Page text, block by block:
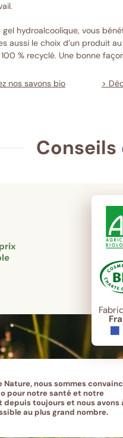
hydroalcoolique, vous
aussi le choix d’un produit
% recyclé. Une bonne
nos savons bio >
Conseils
Nature, nous sommes
pour notre santé et notre
depuis toujours et nous
au plus grand nombre.